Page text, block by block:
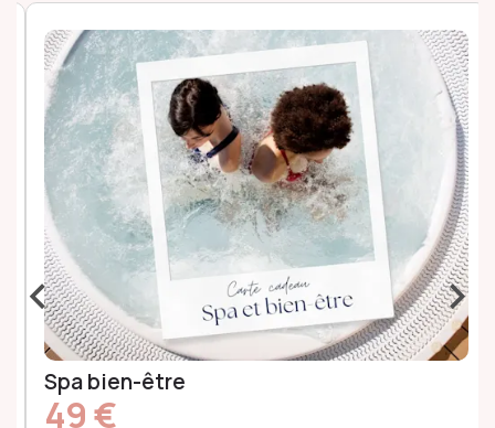
Spa bien-être
49 €
‹ ›